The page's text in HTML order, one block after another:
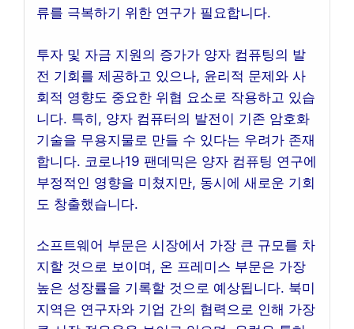
류를 극복하기 위한 연구가 필요합니다.
투자 및 자금 지원의 증가가 양자 컴퓨팅의 발
전 기회를 제공하고 있으나, 윤리적 문제와 사
회적 영향도 중요한 위협 요소로 작용하고 있습
니다. 특히, 양자 컴퓨터의 발전이 기존 암호화
기술을 무용지물로 만들 수 있다는 우려가 존재
합니다. 코로나19 팬데믹은 양자 컴퓨팅 연구에
부정적인 영향을 미쳤지만, 동시에 새로운 기회
도 창출했습니다.
소프트웨어 부문은 시장에서 가장 큰 규모를 차
지할 것으로 보이며, 온 프레미스 부문은 가장
높은 성장률을 기록할 것으로 예상됩니다. 북미
지역은 연구자와 기업 간의 협력으로 인해 가장